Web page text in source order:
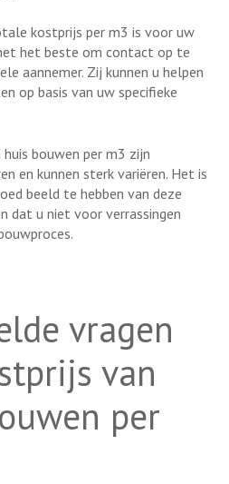
kostprijs per m3 is voor uw
het beste om contact op te
aannemer. Zij kunnen u helpen
op basis van uw specifieke
bouwen per m3 zijn
en kunnen sterk variëren. Het is
beeld te hebben van deze
dat u niet voor verrassingen
vragen
van
per